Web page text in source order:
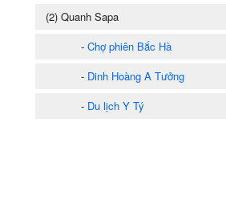
(2) Quanh Sapa
- Chợ phiên Bắc Hà
- Dinh Hoàng A Tưởng
- Du lịch Y Tý